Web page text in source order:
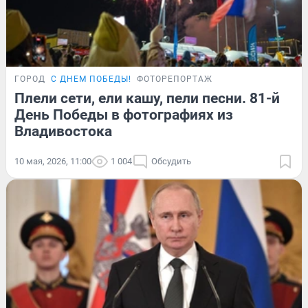
ГОРОД С ДНЕМ ПОБЕДЫ! ФОТОРЕПОРТАЖ
Плели сети, ели кашу, пели песни. 81-й
День Победы в фотографиях из
Владивостока
10 мая, 2026, 11:00 1 004 Обсудить